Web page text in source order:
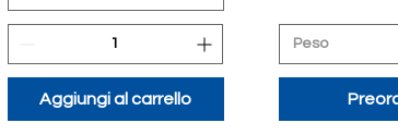
Aggiungi al carrello
Peso